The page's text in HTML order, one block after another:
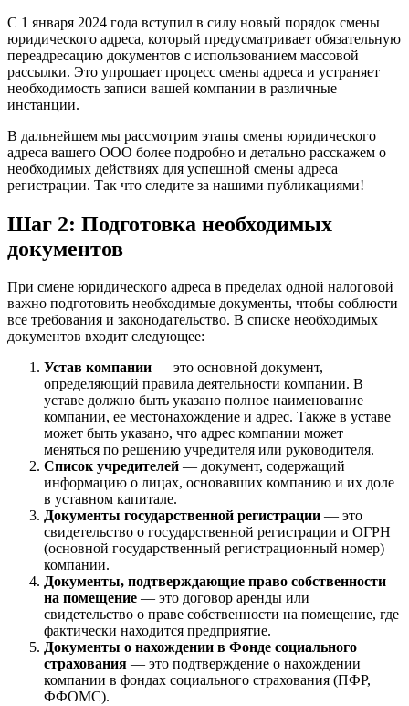
С 1 января 2024 года вступил в силу новый порядок смены
юридического адреса, который предусматривает обязательную
переадресацию документов с использованием массовой
рассылки. Это упрощает процесс смены адреса и устраняет
необходимость записи вашей компании в различные
инстанции.
В дальнейшем мы рассмотрим этапы смены юридического
адреса вашего ООО более подробно и детально расскажем о
необходимых действиях для успешной смены адреса
регистрации. Так что следите за нашими публикациями!
Шаг 2: Подготовка необходимых
документов
При смене юридического адреса в пределах одной налоговой
важно подготовить необходимые документы, чтобы соблюсти
все требования и законодательство. В списке необходимых
документов входит следующее:
Устав компании — это основной документ,
определяющий правила деятельности компании. В
уставе должно быть указано полное наименование
компании, ее местонахождение и адрес. Также в уставе
может быть указано, что адрес компании может
меняться по решению учредителя или руководителя.
Список учредителей — документ, содержащий
информацию о лицах, основавших компанию и их доле
в уставном капитале.
Документы государственной регистрации — это
свидетельство о государственной регистрации и ОГРН
(основной государственный регистрационный номер)
компании.
Документы, подтверждающие право собственности
на помещение — это договор аренды или
свидетельство о праве собственности на помещение, где
фактически находится предприятие.
Документы о нахождении в Фонде социального
страхования — это подтверждение о нахождении
компании в фондах социального страхования (ПФР,
ФФОМС).